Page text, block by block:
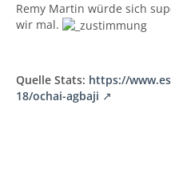
Remy Martin würde sich
wir mal.
Quelle Stats: https://
18/ochai-agbaji